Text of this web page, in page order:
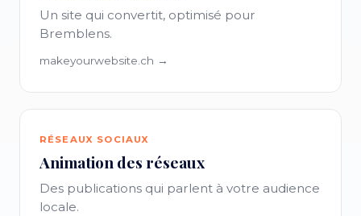
Un site qui convertit, optimisé pour
Bremblens.
makeyourwebsite.ch →
RÉSEAUX SOCIAUX
Animation des réseaux
Des publications qui parlent à votre audience
locale.